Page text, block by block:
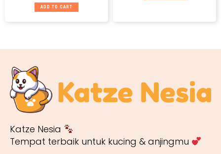
ADD TO CART
Katze Nesia
Tempat terbaik untuk kucing & anjingmu